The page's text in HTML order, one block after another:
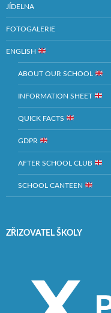
JÍDELNA
FOTOGALERIE
ENGLISH
ABOUT OUR SCHOOL
INFORMATION SHEET
QUICK FACTS
GDPR
AFTER SCHOOL CLUB
SCHOOL CANTEEN
ZŘIZOVATEL ŠKOLY